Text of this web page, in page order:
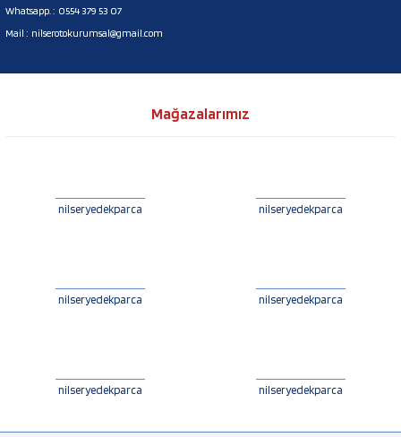
Whatsapp. : 0554 379 53 07
Mail : nilserotokurumsal@gmail.com
Mağazalarımız
nilseryedekparca nilseryedekparca
nilseryedekparca nilseryedekparca
nilseryedekparca nilseryedekparca